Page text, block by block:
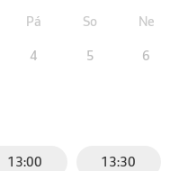
Pá So Ne
4 5 6
13:00 13:30